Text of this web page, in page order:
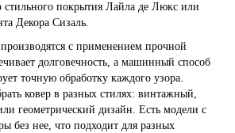
стильного покрытия Лайла де Люкс или
Декора Сизаль.
с применением прочной
долговечность, а машинный способ
точную обработку каждого узора.
ковер в разных стилях: винтажный,
геометрический дизайн. Есть модели с
без нее, что подходит для разных